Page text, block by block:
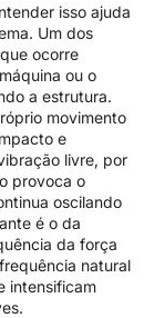
isso ajuda
Um dos
ocorre
ou o
a estrutura.
movimento
e
livre, por
provoca o
oscilando
é o da
da força
natural
intensificam